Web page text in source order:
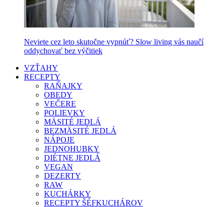
Neviete cez leto skutočne vypnúť? Slow living vás naučí
oddychovať bez výčitiek
VZŤAHY
RECEPTY
RAŇAJKY
OBEDY
VEČERE
POLIEVKY
MÄSITÉ JEDLÁ
BEZMÄSITÉ JEDLÁ
NÁPOJE
JEDNOHUBKY
DIÉTNE JEDLÁ
VEGAN
DEZERTY
RAW
KUCHÁRKY
RECEPTY ŠÉFKUCHÁROV